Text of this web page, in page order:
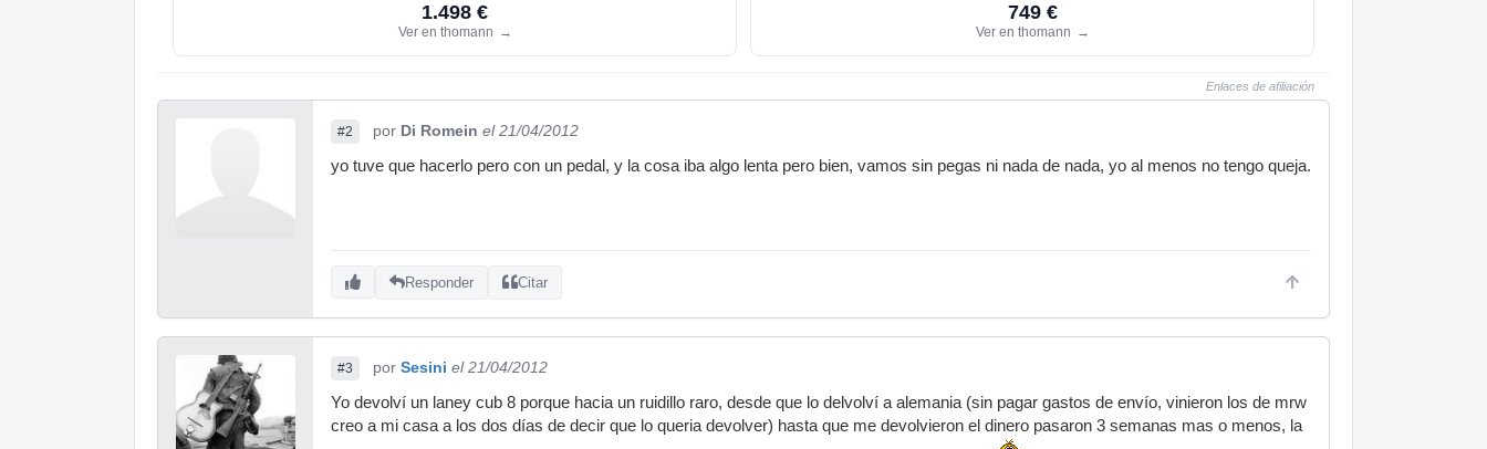
1.498 €
Ver en thomann →
749 €
Ver en thomann →
Enlaces de afiliación
#2 por Di Romein el 21/04/2012
yo tuve que hacerlo pero con un pedal, y la cosa iba algo lenta pero bien, vamos sin pegas ni nada de nada, yo al menos no tengo queja.
Responder Citar
#3 por Sesini el 21/04/2012
Yo devolví un laney cub 8 porque hacia un ruidillo raro, desde que lo delvolví a alemania (sin pagar gastos de envío, vinieron los de mrw
creo a mi casa a los dos días de decir que lo queria devolver) hasta que me devolvieron el dinero pasaron 3 semanas mas o menos, la